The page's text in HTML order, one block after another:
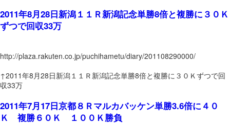
2011年8月28日新潟１１Ｒ新潟記念単勝8倍と複勝に３０Ｋ
ずつで回収33万
http://plaza.rakuten.co.jp/puchihametu/diary/201108290000/
↑2011年8月28日新潟１１Ｒ新潟記念単勝8倍と複勝に３０Ｋずつで回
収33万
2011年7月17日京都８Ｒマルカバッケン単勝3.6倍に４０
Ｋ 複勝６０Ｋ １００Ｋ勝負